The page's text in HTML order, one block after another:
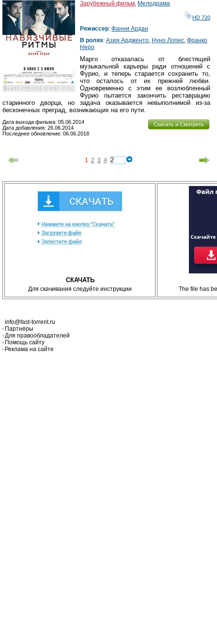
Зарубежный фильм Мелодрама
HD 720
Режиссер: Фанни Ардан
В ролях: Азия Ардженто Нуно Лопес Франко
Неро
Марго отказалась от блестящей
музыкальной карьеры ради отношений с
Фурио, и теперь старается сохранить то,
что осталось от их прежней любви.
Одновременно с этим ее возлюбленный
Фурио пытается закончить реставрацию
старинного дворца, но задача оказывается невыполнимой из-за
бесконечных преград, возникающих на его пути.
Скачать и Смотреть
Дата выхода фильма: 05.06.2014
Дата добавления: 26.06.2014
Последнее обновление: 06.06.2018
1 2 3 4
СКАЧАТЬ
Для скачивания следуйте инструкции The file has
info@fast-torrent.ru
Партнёры
Для правообладателей
Помощь сайту
Реклама на сайте